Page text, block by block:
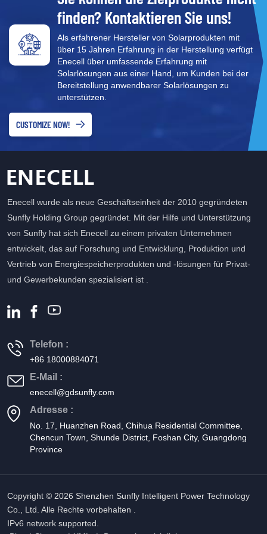
Bedienschalter, Griffe usw.,
um den Sicherheitsschutz
der Geräte zu
gewährleisten. ●Erkennung
und Überwachung: Durch
Transformatoren,
Leistungsmesser und
andere Geräte wird eine
Stromverteilungsgeräte
Sicherheitsschutz wie
Überstromschutz,
Überlastschutz,
Überlastschutz,
finden? Kontaktieren Sie uns!
Als erfahrener Hersteller von Solarprodukten mit
über 15 Jahren Erfahrung in der Herstellung verfügt
Enecell über umfassende Erfahrung mit
Solarlösungen aus einer Hand, um Kunden bei der
Bereitstellung anwendbarer Solarlösungen zu
unterstützen.
CUSTOMIZE NOW!
Enecell wurde als neue Geschäftseinheit der 2010 gegründeten
Sunfly Holding Group gegründet. Mit der Hilfe und Unterstützung
von Sunfly hat sich Enecell zu einem privaten Unternehmen
entwickelt, das auf Forschung und Entwicklung, Produktion und
Vertrieb von Energiespeicherprodukten und -lösungen für Privat-
und Gewerbekunden spezialisiert ist .
Telefon :
+86 18000884071
E-Mail :
enecell@gdsunfly.com
Adresse :
No. 17, Huanzhen Road, Chihua Residential Committee,
Chencun Town, Shunde District, Foshan City, Guangdong
Province
Copyright © 2026 Shenzhen Sunfly Intelligent Power Technology
Co., Ltd. Alle Rechte vorbehalten .
IPv6 network supported.